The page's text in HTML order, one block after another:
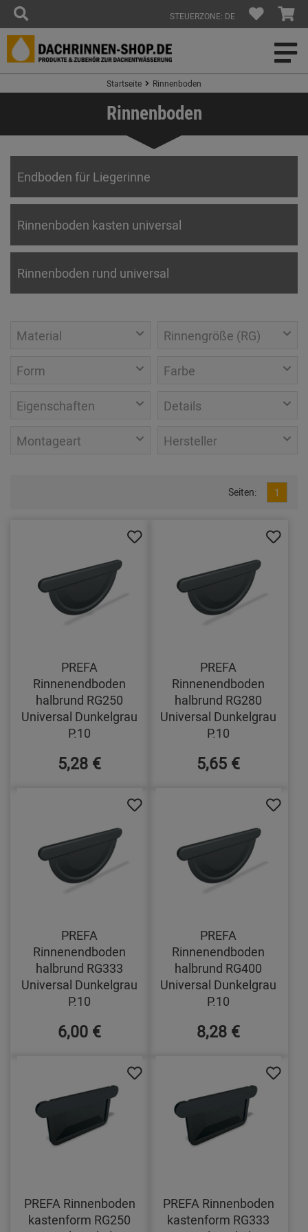
STEUERZONE: DE
Startseite Rinnenboden
Rinnenboden
Endboden für Liegerinne
Rinnenboden kasten universal
Rinnenboden rund universal
Material Rinnengröße (RG)
Form Farbe
Eigenschaften Details
Montageart Hersteller
Seiten: 1
PREFA
Rinnenendboden
halbrund RG250
Universal Dunkelgrau
P.10
5,28 €
PREFA
Rinnenendboden
halbrund RG280
Universal Dunkelgrau
P.10
5,65 €
PREFA
Rinnenendboden
halbrund RG333
Universal Dunkelgrau
P.10
6,00 €
PREFA
Rinnenendboden
halbrund RG400
Universal Dunkelgrau
P.10
8,28 €
PREFA Rinnenboden
kastenform RG250
PREFA Rinnenboden
kastenform RG333